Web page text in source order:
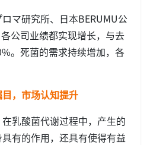
マ研究所、日本BERUMU公
公司业绩都实现增长，与去
。死菌的需求持续增加，各
目，市场认知提升
乳酸菌代谢过程中，产生的
有的作用，还具有使得有益